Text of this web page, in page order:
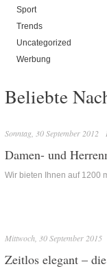
Sport
Trends
Uncategorized
Werbung
Beliebte
Sonntag, 30 September 2012
Damen- und
Wir bieten Ihnen auf 1200
Mittwoch, 30 September 2015
Zeitlos elegant –